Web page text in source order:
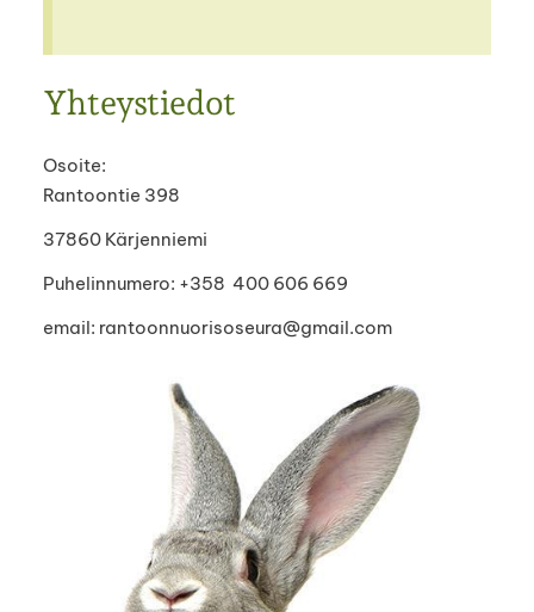
Yhteystiedot
Osoite:
Rantoontie 398
37860 Kärjenniemi
Puhelinnumero: +358 400 606 669
email: rantoonnuorisoseura@gmail.com